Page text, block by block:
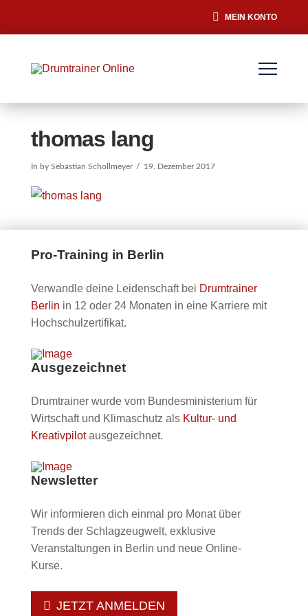
MEIN KONTO
thomas lang
In by Sebastian Schollmeyer 19. Dezember 2017
Pro-Training in Berlin
Verwandle deine Leidenschaft bei Drumtrainer
Berlin in 12 oder 24 Monaten in eine Karriere mit
Hochschulzertifikat.
Ausgezeichnet
Drumtrainer wurde vom Bundesministerium für
Wirtschaft und Klimaschutz als Kultur- und
Kreativpilotausgezeichnet.
Newsletter
Wir informieren dich einmal pro Monat über
Trends der Schlagzeugwelt, exklusive
Veranstaltungen in Berlin und neue Online-
Kurse.
JETZT ANMELDEN